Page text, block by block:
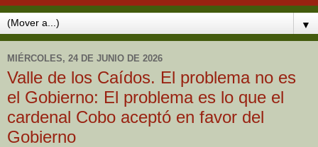
▼
MIÉRCOLES, 24 DE JUNIO DE 2026
Valle de los Caídos. El problema no es
el Gobierno: El problema es lo que el
cardenal Cobo aceptó en favor del
Gobierno